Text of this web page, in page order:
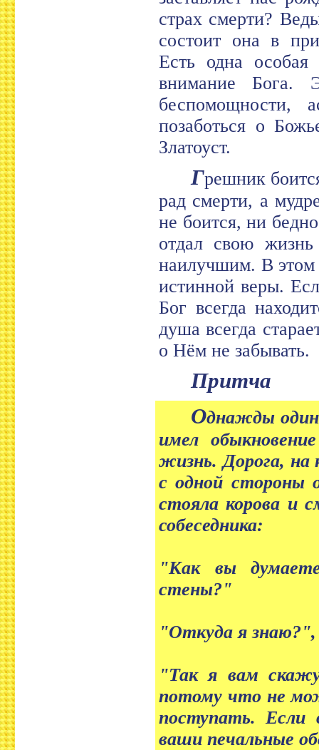
страх смерти?
состоит она в
Есть одна особая
внимание Бога.
беспомощности,
позаботься о
Златоуст.
Грешник
рад смерти, а
не боится, ни
отдал свою
наилучшим. В этом
истинной веры.
Бог всегда
душа всегда
о Нём не забывать.
Притча
Однажды один
имел
жизнь. Дорога, на
с одной стороны
стояла корова и
собеседника:
"Как вы
стены?"
"Откуда я знаю?",
"Так я вам
потому что не
поступать. Если
ваши печальные